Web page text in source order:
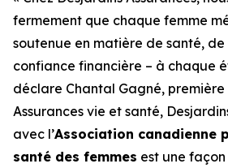
fermement que chaque femme
soutenue en matière de santé,
confiance financière – à chaque
déclare Chantal Gagné,
Assurances vie et santé,
avec l’Association canadienne
santé des femmes est une